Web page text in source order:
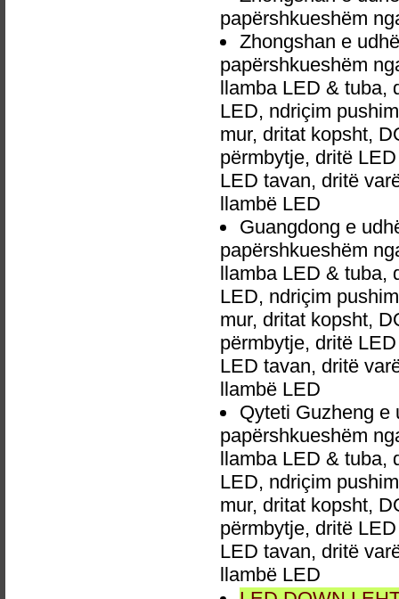
papërshkueshëm
Zhongshan e
papërshkueshëm
llamba LED & tuba,
LED, ndriçim
mur, dritat kopsht,
përmbytje, dritë
LED tavan, dritë
llambë LED
Guangdong e
papërshkueshëm
llamba LED & tuba,
LED, ndriçim
mur, dritat kopsht,
përmbytje, dritë
LED tavan, dritë
llambë LED
Qyteti Guzheng e
papërshkueshëm
llamba LED & tuba,
LED, ndriçim
mur, dritat kopsht,
përmbytje, dritë
LED tavan, dritë
llambë LED